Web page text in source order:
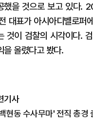
했을 것으로 보고 있다.
대표가 아시아디벨로
것이 검찰의 시각이다.
을 올렸다고 봤다.
기사
현동 수사무마' 전직 총경